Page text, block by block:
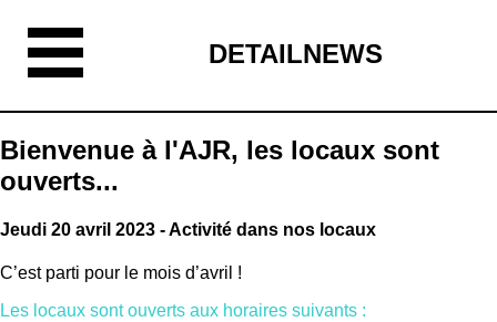
DETAILNEWS
Bienvenue à l'AJR, les locaux sont
ouverts...
Jeudi 20 avril 2023 - Activité dans nos locaux
C’est parti pour le mois d’avril !
Les locaux sont ouverts aux horaires suivants :